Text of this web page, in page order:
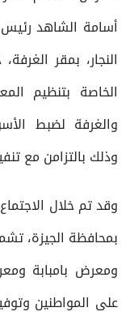
أسامة الشاهد رئيس
النجار، بمقر
الخاصة بتنظيم
والغرفة لضبط
وذلك بالتزامن مع
وقد تم خلال
بمحافظة الجيزة،
ومعرض بامبابة
على المواطنين